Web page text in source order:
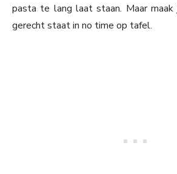
pasta te lang laat staan. Maar
gerecht staat in no time op tafel.